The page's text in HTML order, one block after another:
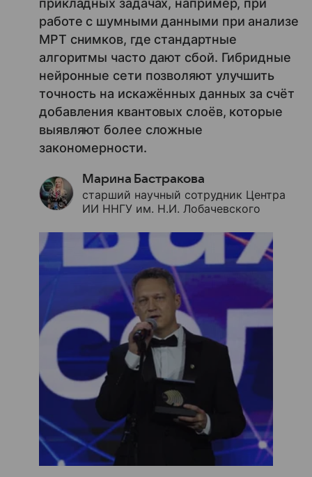
прикладных задачах, например, при
работе с шумными данными при анализе
МРТ снимков, где стандартные
алгоритмы часто дают сбой. Гибридные
нейронные сети позволяют улучшить
точность на искажённых данных за счёт
добавления квантовых слоёв, которые
выявляют более сложные
закономерности.
Марина Бастракова
старший научный сотрудник Центра
ИИ ННГУ им. Н.И. Лобачевского